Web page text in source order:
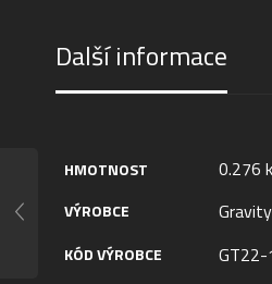
Další informace
HMOTNOST 0.276
VÝROBCE Gravity
KÓD VÝROBCE GT22-